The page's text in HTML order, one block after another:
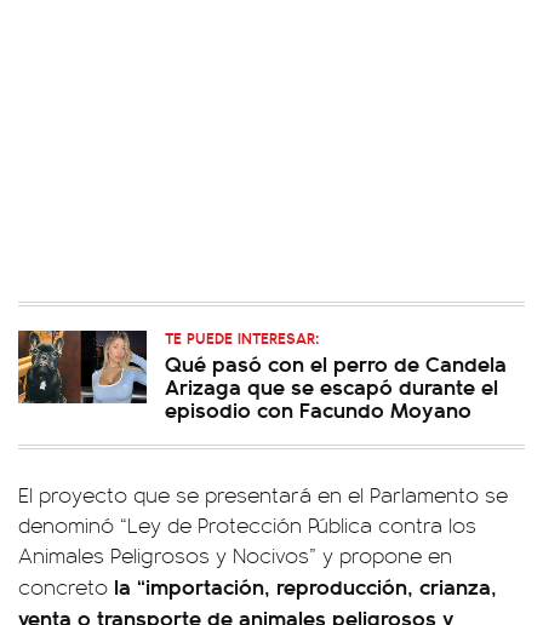
TE PUEDE INTERESAR:
Qué pasó con el perro de Candela
Arizaga que se escapó durante el
episodio con Facundo Moyano
El proyecto que se presentará en el Parlamento se
denominó “Ley de Protección Pública contra los
Animales Peligrosos y Nocivos” y propone en
concreto la “importación, reproducción, crianza,
venta o transporte de animales peligrosos y